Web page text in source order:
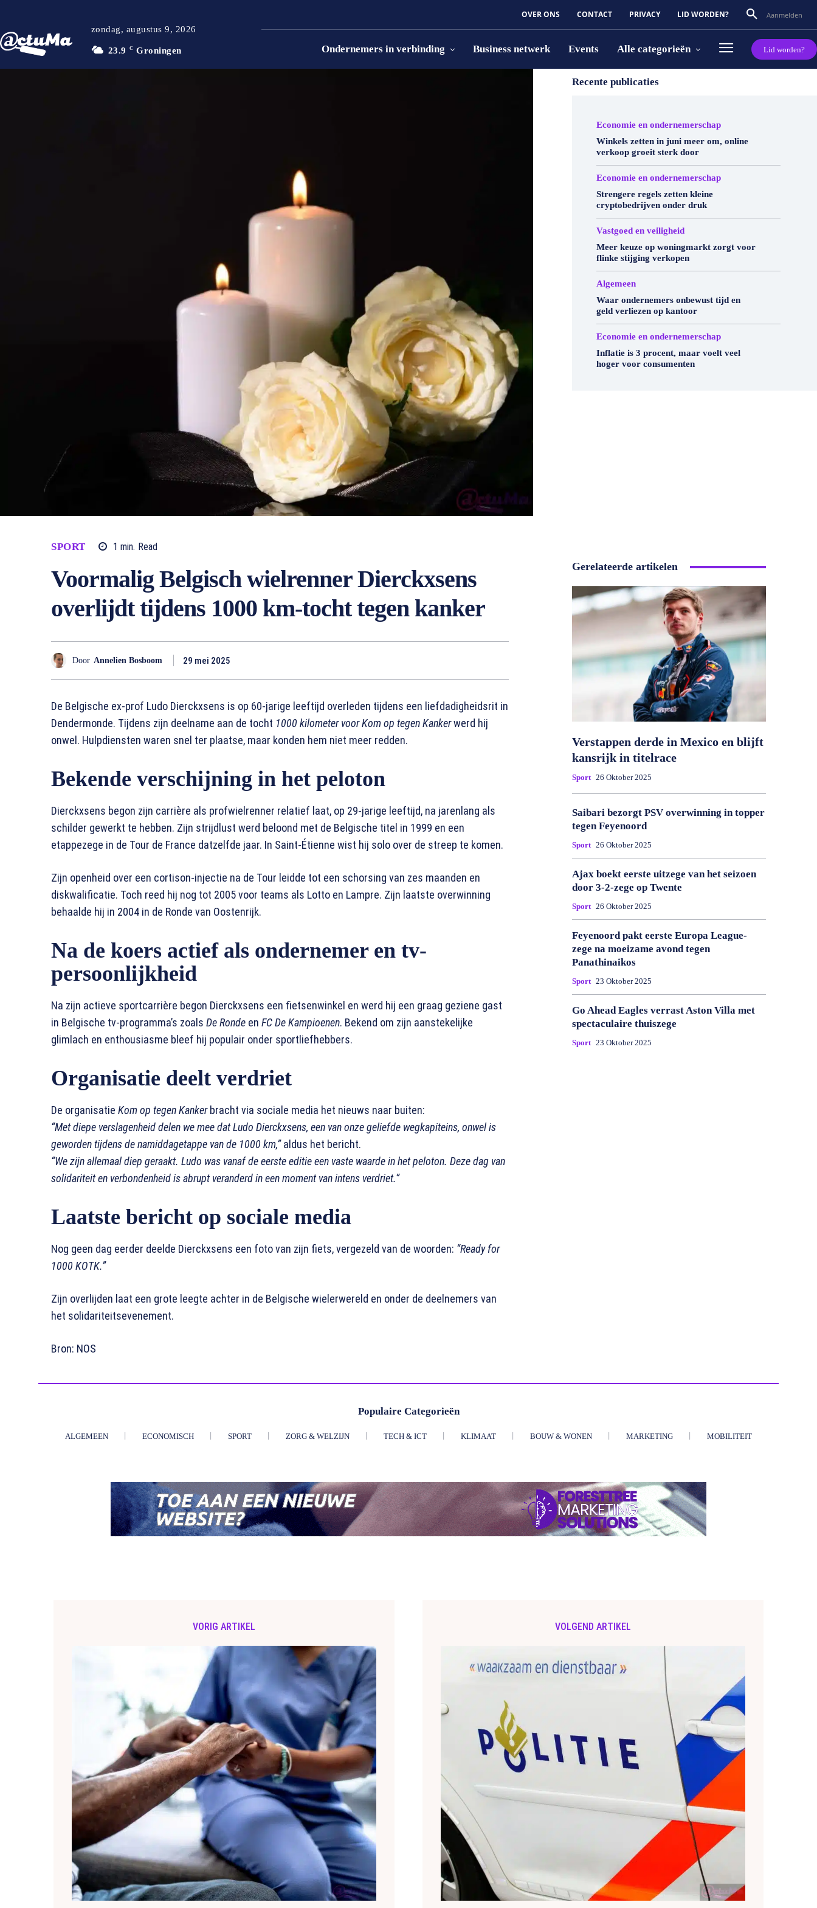
zondag, augustus 9, 2026
23.9 C Groningen
OVER ONS CONTACT PRIVACY LID WORDEN? Aanmelden
Ondernemers in verbinding Business netwerk Events Alle categorieën Lid worden?
SPORT 1 min. Read
Voormalig Belgisch wielrenner Dierckxsens
overlijdt tijdens 1000 km-tocht tegen kanker
Door Annelien Bosboom 29 mei 2025
De Belgische ex-prof Ludo Dierckxsens is op 60-jarige leeftijd overleden tijdens een liefdadigheidsrit in
Dendermonde. Tijdens zijn deelname aan de tocht 1000 kilometer voor Kom op tegen Kankerwerd hij
onwel. Hulpdiensten waren snel ter plaatse, maar konden hem niet meer redden.
Bekende verschijning in het peloton
Dierckxsens begon zijn carrière als profwielrenner relatief laat, op 29-jarige leeftijd, na jarenlang als
schilder gewerkt te hebben. Zijn strijdlust werd beloond met de Belgische titel in 1999 en een
etappezege in de Tour de France datzelfde jaar. In Saint-Étienne wist hij solo over de streep te komen.
Zijn openheid over een cortison-injectie na de Tour leidde tot een schorsing van zes maanden en
diskwalificatie. Toch reed hij nog tot 2005 voor teams als Lotto en Lampre. Zijn laatste overwinning
behaalde hij in 2004 in de Ronde van Oostenrijk.
Na de koers actief als ondernemer en tv-
persoonlijkheid
Na zijn actieve sportcarrière begon Dierckxsens een fietsenwinkel en werd hij een graag geziene gast
in Belgische tv-programma’s zoals De Ronde en FC De Kampioenen. Bekend om zijn aanstekelijke
glimlach en enthousiasme bleef hij populair onder sportliefhebbers.
Organisatie deelt verdriet
De organisatie Kom op tegen Kankerbracht via sociale media het nieuws naar buiten:
“Met diepe verslagenheid delen we mee dat Ludo Dierckxsens, een van onze geliefde wegkapiteins, onwel is
geworden tijdens de namiddagetappe van de 1000 km,”aldus het bericht.
“We zijn allemaal diep geraakt. Ludo was vanaf de eerste editie een vaste waarde in het peloton. Deze dag van
solidariteit en verbondenheid is abrupt veranderd in een moment van intens verdriet.”
Laatste bericht op sociale media
Nog geen dag eerder deelde Dierckxsens een foto van zijn fiets, vergezeld van de woorden: “Ready for
1000 KOTK.”
Zijn overlijden laat een grote leegte achter in de Belgische wielerwereld en onder de deelnemers van
het solidariteitsevenement.
Bron: NOS
Recente publicaties
Economie en ondernemerschap
Winkels zetten in juni meer om, online
verkoop groeit sterk door
Economie en ondernemerschap
Strengere regels zetten kleine
cryptobedrijven onder druk
Vastgoed en veiligheid
Meer keuze op woningmarkt zorgt voor
flinke stijging verkopen
Algemeen
Waar ondernemers onbewust tijd en
geld verliezen op kantoor
Economie en ondernemerschap
Inflatie is 3 procent, maar voelt veel
hoger voor consumenten
Gerelateerde artikelen
Verstappen derde in Mexico en blijft
kansrijk in titelrace
Sport 26 Oktober 2025
Saibari bezorgt PSV overwinning in topper
tegen Feyenoord
Sport 26 Oktober 2025
Ajax boekt eerste uitzege van het seizoen
door 3-2-zege op Twente
Sport 26 Oktober 2025
Feyenoord pakt eerste Europa League-
zege na moeizame avond tegen
Panathinaikos
Sport 23 Oktober 2025
Go Ahead Eagles verrast Aston Villa met
spectaculaire thuiszege
Sport 23 Oktober 2025
Populaire Categorieën
ALGEMEEN ECONOMISCH SPORT ZORG & WELZIJN TECH & ICT KLIMAAT BOUW & WONEN MARKETING MOBILITEIT
VORIG ARTIKEL VOLGEND ARTIKEL